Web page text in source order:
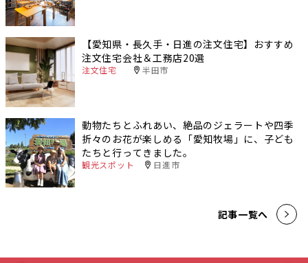
【愛知県・長久手・日進の注文住宅】おすすめ
注文住宅会社＆工務店20選
注文住宅 半田市
動物たちとふれあい、絶品のジェラートや四季
折々のお花が楽しめる「愛知牧場」に、子ども
たちと行ってきました。
観光スポット 日進市
記事一覧へ